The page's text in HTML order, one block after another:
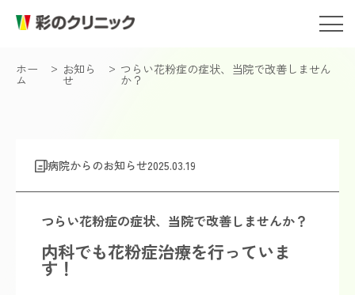
ホー
ム
お知ら
せ
つらい花粉症の症状、当院で改善しません
か？
病院からのお知らせ2025.03.19
つらい花粉症の症状、当院で改善しませんか？
内科でも花粉症治療を行っていま
す！